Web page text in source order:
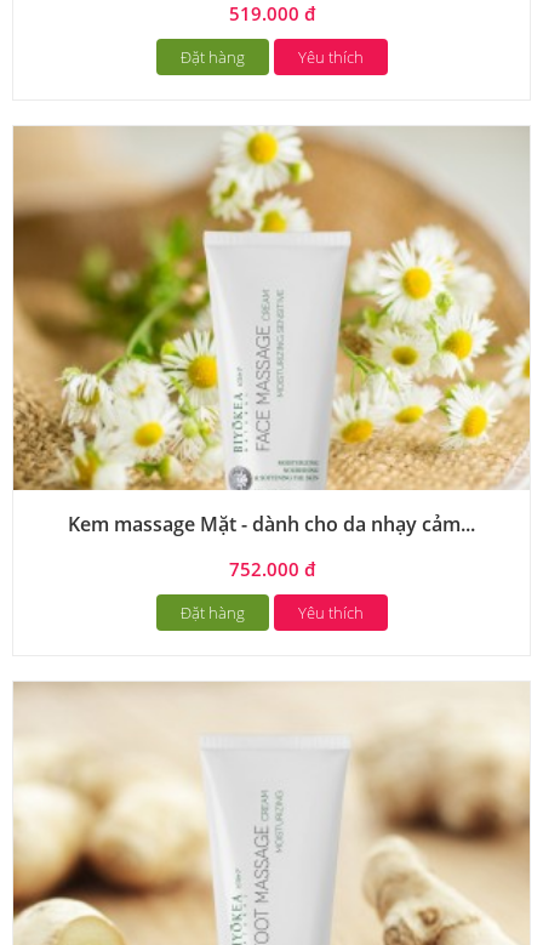
519.000 đ
Đặt hàng Yêu thích
Kem massage Mặt - dành cho da nhạy cảm...
752.000 đ
Đặt hàng Yêu thích